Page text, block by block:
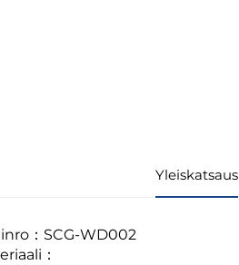
Yleiskatsaus
：SCG-WD002
：